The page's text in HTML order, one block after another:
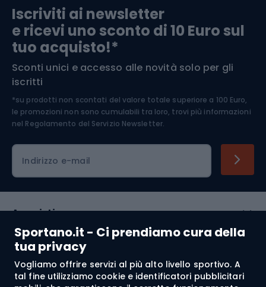
Sportano.it - Ci prendiamo cura della
tua privacy
Vogliamo offrire servizi al più alto livello sportivo. A
tal fine utilizziamo cookie e identificatori pubblicitari
Arrampicata
Medicina dello sport
Abbigliamento ciclistico
Iscriviti ai newsletter
e ricevi uno sconto di 10 Euro sul
tuo acquisto!*
Sconti unici e accesso alle novità solo per gli
iscritti
*su prodotti non scontati del valore totale superiore a 100 Euro,
le promozioni non sono cumulabili tra loro, trovi più informazioni
nel Regolamento del Servizio Newsletter.
Indirizzo e-mail
Acquisti
Servizio clienti
Regolamento